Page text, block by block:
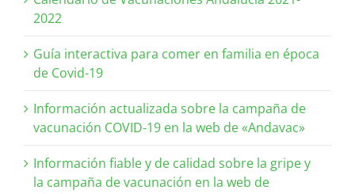
2022
Guía interactiva para comer en familia en época
de Covid-19
Información actualizada sobre la campaña de
vacunación COVID-19 en la web de «Andavac»
Información fiable y de calidad sobre la gripe y
la campaña de vacunación en la web de